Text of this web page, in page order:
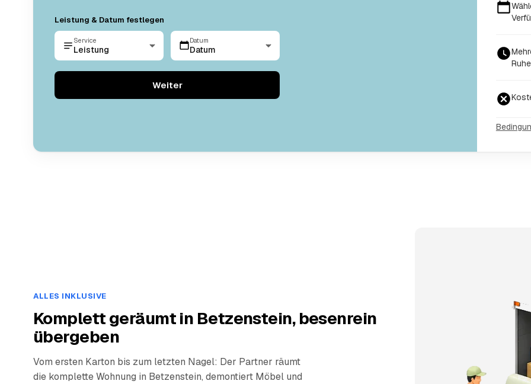
Leistung & Datum festlegen
Service
Leistung
Datum
Datum
Weiter
ALLES INKLUSIVE
Komplett geräumt in Betzenstein, besenrein
übergeben
Vom ersten Karton bis zum letzten Nagel: Der Partner räumt
die komplette Wohnung in Betzenstein, demontiert Möbel und